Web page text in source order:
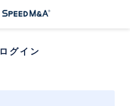
ログイン